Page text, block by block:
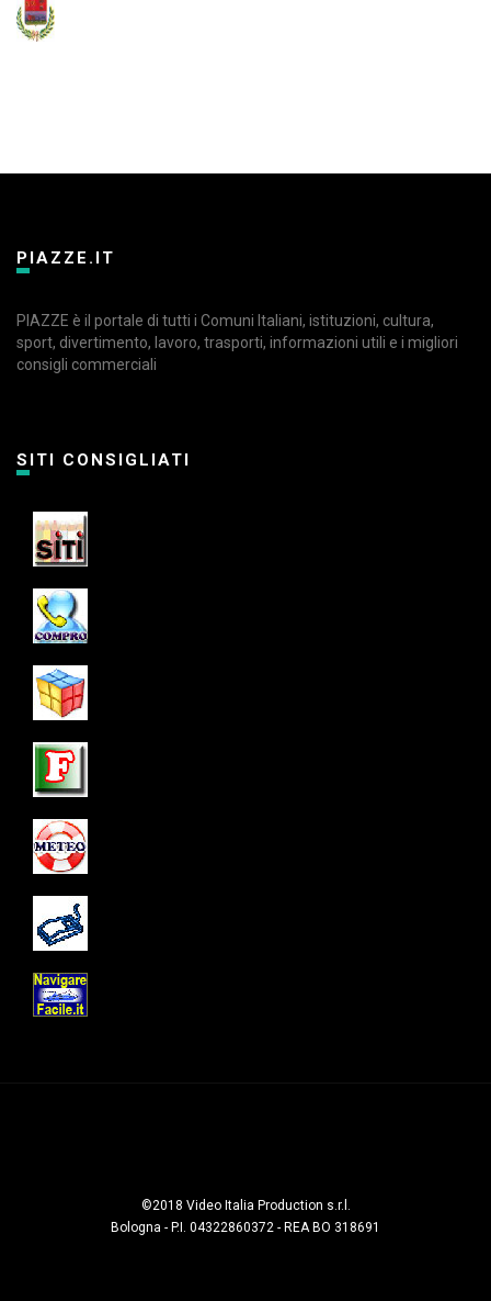
PIAZZE.IT
PIAZZE è il portale di tutti i Comuni Italiani, istituzioni, cultura,
sport, divertimento, lavoro, trasporti, informazioni utili e i migliori
consigli commerciali
SITI CONSIGLIATI
©2018 Video Italia Production s.r.l.
Bologna - P.I. 04322860372 - REA BO 318691